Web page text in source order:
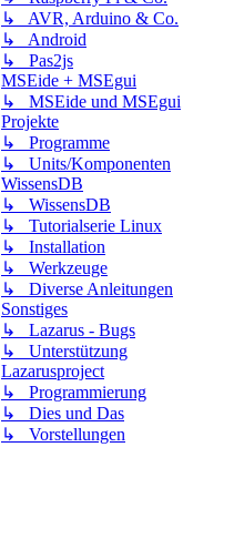
↳ AVR, Arduino & Co.
↳ Android
↳ Pas2js
MSEide + MSEgui
↳ MSEide und MSEgui
Projekte
↳ Programme
↳ Units/Komponenten
WissensDB
↳ WissensDB
↳ Tutorialserie Linux
↳ Installation
↳ Werkzeuge
↳ Diverse Anleitungen
Sonstiges
↳ Lazarus - Bugs
↳ Unterstützung
Lazarusproject
↳ Programmierung
↳ Dies und Das
↳ Vorstellungen